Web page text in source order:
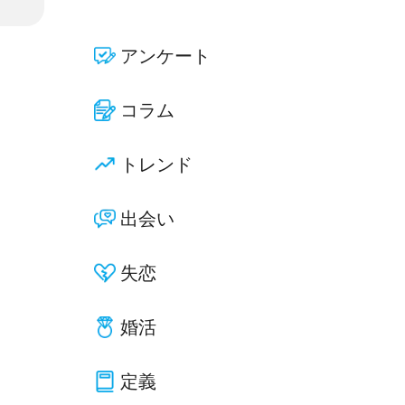
アンケート
コラム
トレンド
出会い
失恋
婚活
定義